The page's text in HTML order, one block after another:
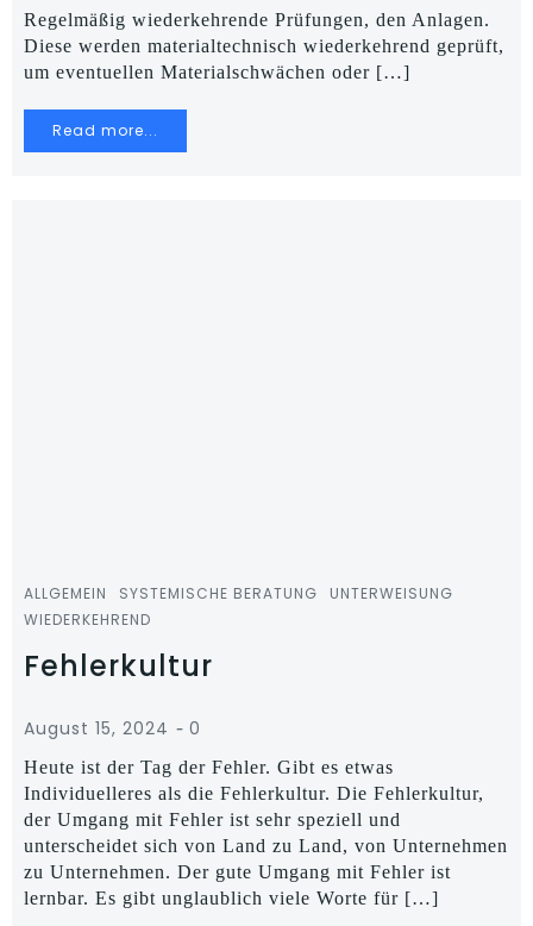
Regelmäßig wiederkehrende Prüfungen, den Anlagen.
Diese werden materialtechnisch wiederkehrend geprüft,
um eventuellen Materialschwächen oder […]
Read more...
ALLGEMEIN SYSTEMISCHE BERATUNG
UNTERWEISUNG
WIEDERKEHREND
Fehlerkultur
August 15, 2024 - 0
Heute ist der Tag der Fehler. Gibt es etwas
Individuelleres als die Fehlerkultur. Die Fehlerkultur,
der Umgang mit Fehler ist sehr speziell und
unterscheidet sich von Land zu Land, von Unternehmen
zu Unternehmen. Der gute Umgang mit Fehler ist
lernbar. Es gibt unglaublich viele Worte für […]